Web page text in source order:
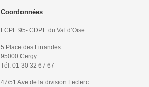
Coordonnées
FCPE 95- CDPE du Val d’Oise
5 Place des Linandes
95000 Cergy
Tél: 01 30 32 67 67
47/51 Ave de la division Leclerc